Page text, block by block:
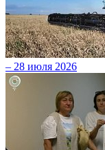
– 28 июля 2026